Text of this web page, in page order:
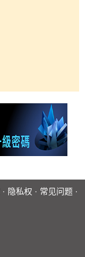
· 隐私权 · 常见问题 ·